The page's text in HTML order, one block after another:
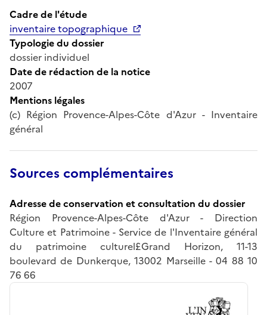
Cadre de l'étude
inventaire topographique
Typologie du dossier
dossier individuel
Date de rédaction de la notice
2007
Mentions légales
(c) Région Provence-Alpes-Côte d'Azur - Inventaire
général
Sources complémentaires
Adresse de conservation et consultation du dossier
Région Provence-Alpes-Côte d'Azur - Direction
Culture et Patrimoine - Service de l'Inventaire général
du patrimoine culturel£Grand Horizon, 11-13
boulevard de Dunkerque, 13002 Marseille - 04 88 10
76 66